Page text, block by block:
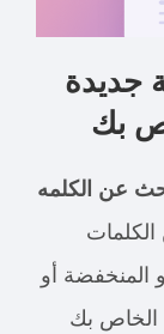
بك
عن الكلمه
أو
بك